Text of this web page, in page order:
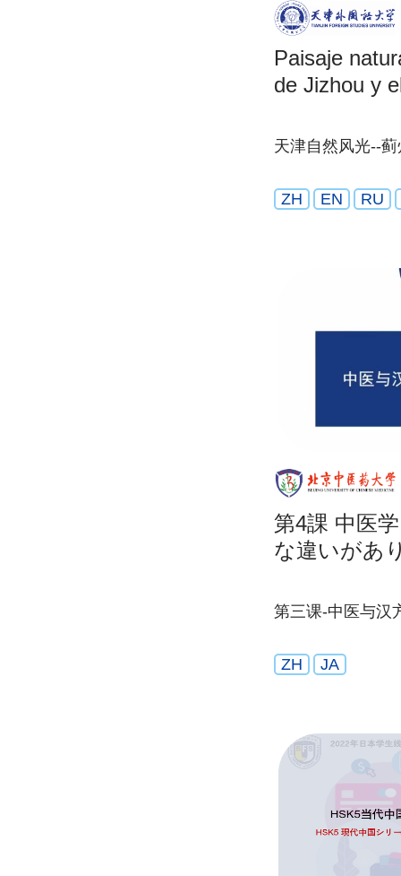
Paisaje
de Jizhou y
天津自然风光--
ZH EN RU
第4課 中医
な違いがあ
第三课-中医与汉
ZH JA